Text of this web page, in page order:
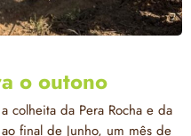
o outono
colheita da Pera Rocha e da
final de Junho, um mês de